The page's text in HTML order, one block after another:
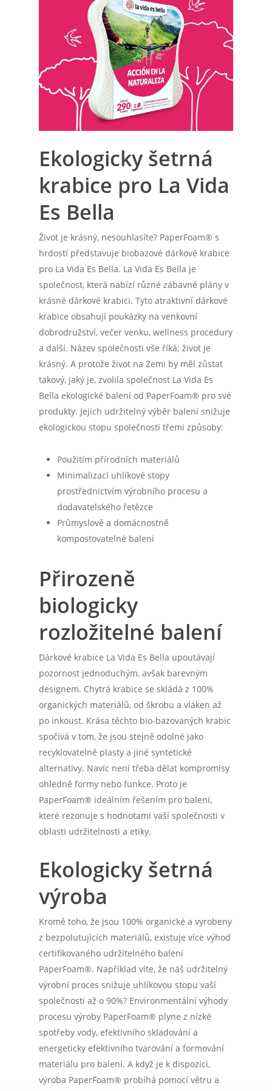
Ekologicky šetrná
krabice pro La Vida
Es Bella
Život je krásný, nesouhlasíte? PaperFoam® s
hrdostí představuje biobazové dárkové krabice
pro La Vida Es Bella. La Vida Es Bella je
společnost, která nabízí různé zábavné plány v
krásné dárkové krabici. Tyto atraktivní dárkové
krabice obsahují poukázky na venkovní
dobrodružství, večer venku, wellness procedury
a další. Název společnosti vše říká; život je
krásný. A protože život na Zemi by měl zůstat
takový, jaký je, zvolila společnost La Vida Es
Bella ekologické balení od PaperFoam® pro své
produkty. Jejich udržitelný výběr balení snižuje
ekologickou stopu společnosti třemi způsoby:
Použitím přírodních materiálů
Minimalizací uhlíkové stopy
prostřednictvím výrobního procesu a
dodavatelského řetězce
Průmyslově a domácnostně
kompostovatelné balení
Přirozeně
biologicky
rozložitelné balení
Dárkové krabice La Vida Es Bella upoutávají
pozornost jednoduchým, avšak barevným
designem. Chytrá krabice se skládá z 100%
organických materiálů, od škrobu a vláken až
po inkoust. Krása těchto bio-bazovaných krabic
spočívá v tom, že jsou stejně odolné jako
recyklovatelné plasty a jiné syntetické
alternativy. Navíc není třeba dělat kompromisy
ohledně formy nebo funkce. Proto je
PaperFoam® ideálním řešením pro balení,
které rezonuje s hodnotami vaší společnosti v
oblasti udržitelnosti a etiky.
Ekologicky šetrná
výroba
Kromě toho, že jsou 100% organické a vyrobeny
z bezpolutujících materiálů, existuje více výhod
certifikovaného udržitelného balení
PaperFoam®. Například víte, že náš udržitelný
výrobní proces snižuje uhlíkovou stopu vaší
společnosti až o 90%? Environmentální výhody
procesu výroby PaperFoam® plyne z nízké
spotřeby vody, efektivního skladování a
energeticky efektivního tvarování a formování
materiálu pro balení. A když je k dispozici,
výroba PaperFoam® probíhá pomocí větru a